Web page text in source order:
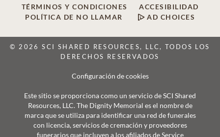
TÉRMINOS Y CONDICIONES
ACCESIBILIDAD
POLÍTICA DE NO LLAMAR
AD CHOICES
© 2026 SCI SHARED RESOURCES, LLC, TODOS LOS
DERECHOS RESERVADOS
Configuración de cookies
Este sitio se proporciona como un servicio de SCI Shared
Resources, LLC. The Dignity Memorial es el nombre de
marca que se utiliza para identificar una red de funerales
con licencia, servicios de cremación y proveedores
funerarios que incluyen a los afiliados de Service